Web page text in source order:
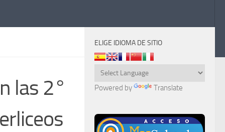
las 2°
ELIGE IDIOMA DE SITIO
Powered by Translate